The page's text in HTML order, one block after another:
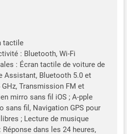
tactile
: Bluetooth, Wi-Fi
: Écran tactile de voiture de
Assistant, Bluetooth 5.0 et
Transmission FM et
mirro sans fil iOS ; A-pple
sans fil, Navigation GPS pour
; Lecture de musique
dans les 24 heures,